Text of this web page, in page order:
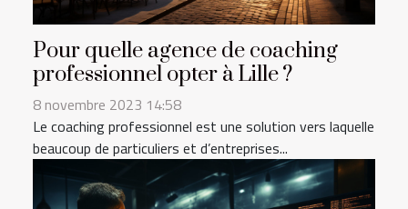
Pour quelle agence de coaching
professionnel opter à Lille ?
8 novembre 2023 14:58
Le coaching professionnel est une solution vers laquelle
beaucoup de particuliers et d’entreprises...